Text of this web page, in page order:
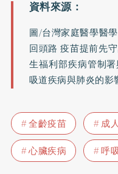
圖/台灣家庭醫學醫
回頭路 疫苗提前先
生福利部疾病管制
吸道疾病與肺炎的影
全齡疫苗 成
心臟疾病
呼